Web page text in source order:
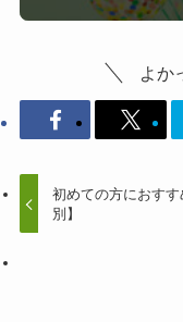
よか
初めての方におす
別】